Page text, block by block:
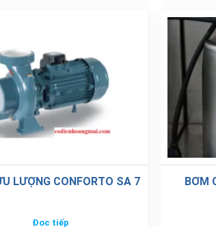
LƯỢNG CONFORTO SA 7
Đọc tiếp
BƠM